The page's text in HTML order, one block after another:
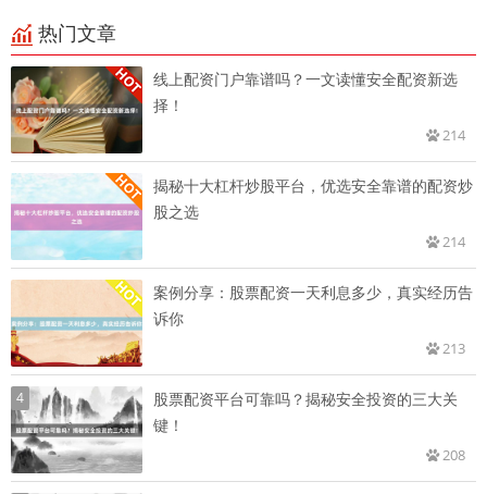
热门文章
线上配资门户靠谱吗？一文读懂安全配资新选
择！
214
揭秘十大杠杆炒股平台，优选安全靠谱的配资炒
股之选
214
案例分享：股票配资一天利息多少，真实经历告
诉你
213
4
股票配资平台可靠吗？揭秘安全投资的三大关
键！
208